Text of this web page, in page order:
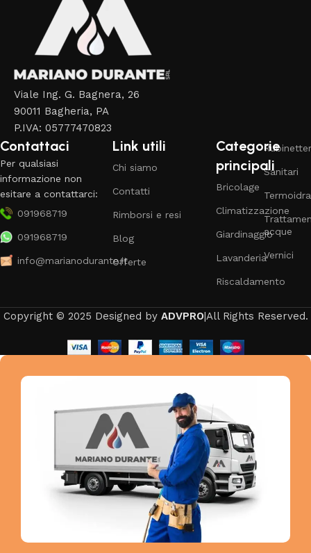
Viale Ing. G. Bagnera, 26
90011 Bagheria, PA
P.IVA: 05777470823
Contattaci
Per qualsiasi
informazione non
esitare a contattarci:
091968719
091968719
info@marianodurante.it
Link utili
Chi siamo
Contatti
Rimborsi e resi
Blog
Offerte
Categorie
principali
Bricolage
Climatizzazione
Giardinaggio
Lavanderia
Riscaldamento
Sanitari
acque
Vernici
Copyright © 2025 Designed by ADVPRO|All Rights Reserved.